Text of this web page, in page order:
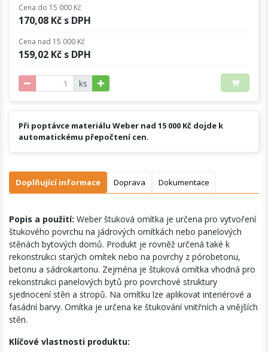
Cena do 15 000 Kč
170,08 Kč s DPH
Cena nad 15 000 Kč
159,02 Kč s DPH
ks
Při poptávce materiálu Weber nad 15 000 Kč dojde k
automatickému přepočtení cen.
Doplňující informace Doprava Dokumentace
Popis a použití: Weber štuková omítka je určena pro vytvoření
štukového povrchu na jádrových omítkách nebo panelových
stěnách bytových domů. Produkt je rovněž určená také k
rekonstrukci starých omítek nebo na povrchy z pórobetonu,
betonu a sádrokartonu. Zejména je štuková omítka vhodná pro
rekonstrukci panelových bytů pro povrchové struktury
sjednocení stěn a stropů. Na omítku lze aplikovat interiérové a
fasádní barvy. Omítka je určena ke štukování vnitřních a vnějších
stěn.
Klíčové vlastnosti produktu: